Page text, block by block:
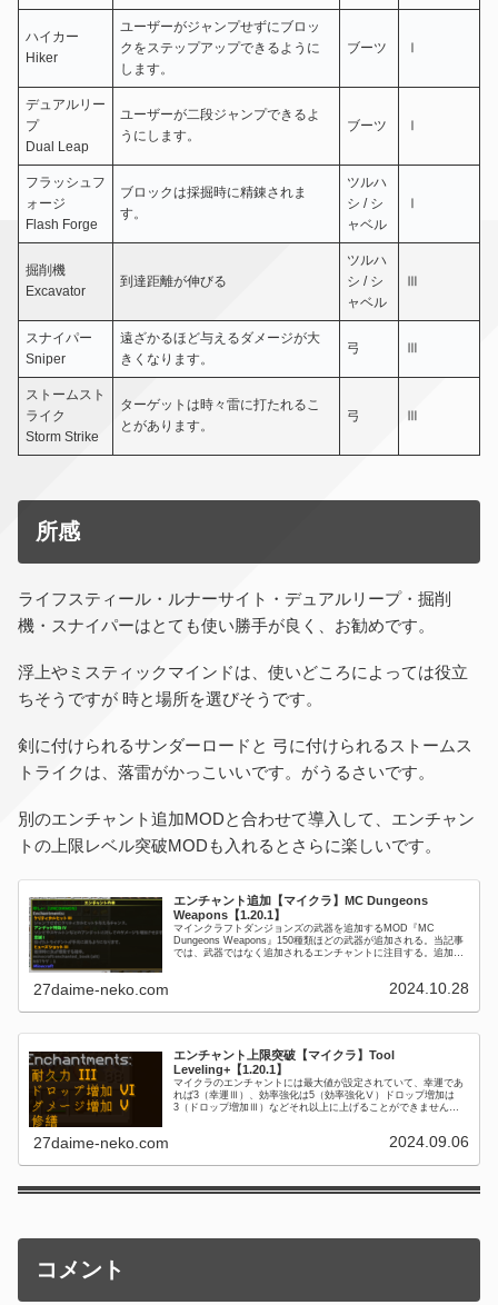
ハイカー
Hiker
ユーザーがジャンプせずにブロッ
クをステップアップできるように
します。
ブーツ Ⅰ
デュアルリー
プ
Dual Leap
ユーザーが二段ジャンプできるよ
うにします。
ブーツ Ⅰ
フラッシュフ
ォージ
Flash Forge
ブロックは採掘時に精錬されま
す。
ツルハ
シ / シ
ャベル
Ⅰ
掘削機
Excavator
到達距離が伸びる
ツルハ
シ / シ
ャベル
Ⅲ
スナイパー
Sniper
遠ざかるほど与えるダメージが大
きくなります。
弓 Ⅲ
ストームスト
ライク
Storm Strike
ターゲットは時々雷に打たれるこ
とがあります。
弓 Ⅲ
所感
ライフスティール・ルナーサイト・デュアルリープ・掘削
機・スナイパーはとても使い勝手が良く、お勧めです。
浮上やミスティックマインドは、使いどころによっては役立
ちそうですが 時と場所を選びそうです。
剣に付けられるサンダーロードと 弓に付けられるストームス
トライクは、落雷がかっこいいです。がうるさいです。
別のエンチャント追加MODと合わせて導入して、エンチャン
トの上限レベル突破MODも入れるとさらに楽しいです。
エンチャント追加【マイクラ】MC Dungeons
Weapons【1.20.1】
マインクラフトダンジョンズの武器を追加するMOD『MC
Dungeons Weapons』150種類ほどの武器が追加される。当記事
では、武器ではなく追加されるエンチャントに注目する。追加エ
27daime-neko.com 2024.10.28
エンチャント上限突破【マイクラ】Tool
Leveling+【1.20.1】
マイクラのエンチャントには最大値が設定されていて、幸運であ
れば3（幸運Ⅲ）、効率強化は5（効率強化Ⅴ）ドロップ増加は
3（ドロップ増加Ⅲ）などそれ以上に上げることができません。
27daime-neko.com 2024.09.06
コメント